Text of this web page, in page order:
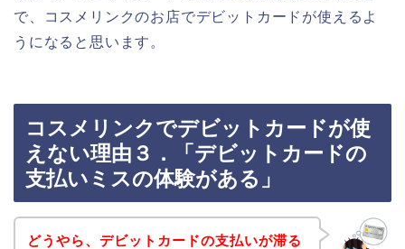
で、コスメリンクのお店でデビットカードが使えるよ
うになると思います。
コスメリンクでデビットカードが使
えない理由３．「デビットカードの
支払いミスの体験がある」
どうやら、デビットカードの支払いが滞る